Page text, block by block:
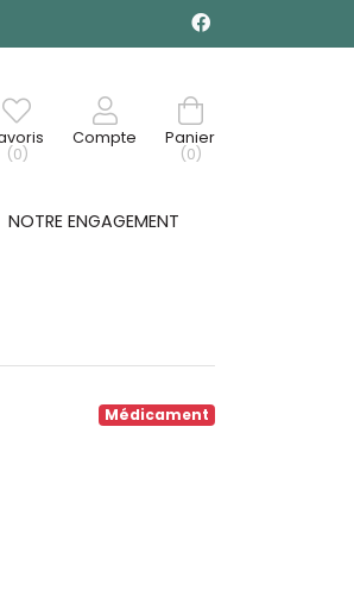
(0)
Compte
Panier
(0)
NOTRE ENGAGEMENT
Médicament